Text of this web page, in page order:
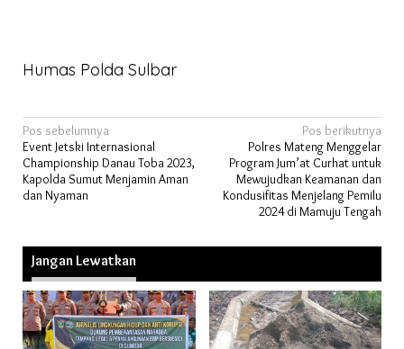
Humas Polda Sulbar
Navigasi
pos
Pos sebelumnya
Event Jetski Internasional
Championship Danau Toba 2023,
Kapolda Sumut Menjamin Aman
dan Nyaman
Pos berikutnya
Polres Mateng Menggelar
Program Jum’at Curhat untuk
Mewujudkan Keamanan dan
Kondusifitas Menjelang Pemilu
2024 di Mamuju Tengah
Jangan Lewatkan